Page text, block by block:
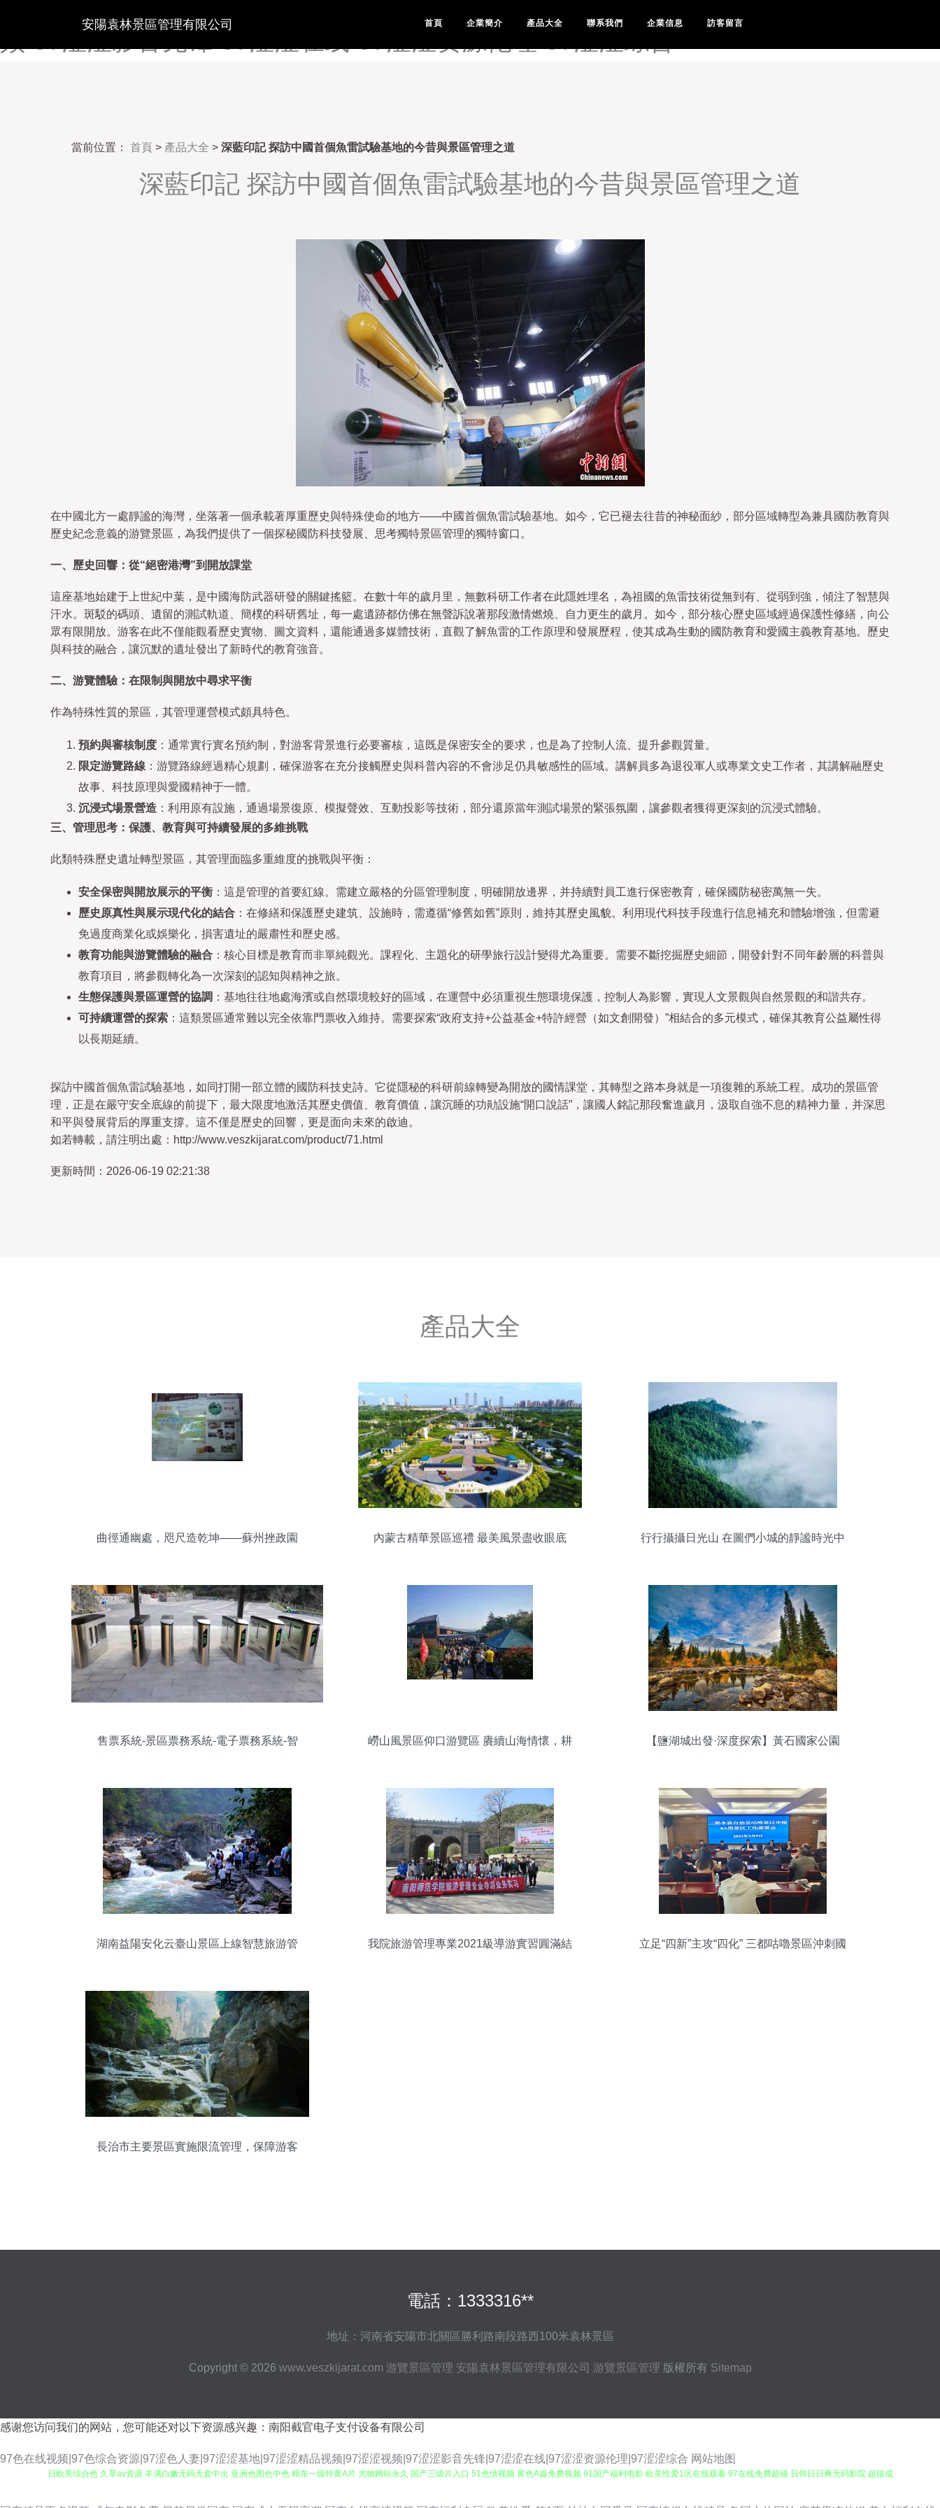
97色在线视频-97色综合资源-97涩色人妻-97涩涩基地-97涩涩精品视频-97涩涩视
安陽袁林景區管理有限公司 首頁 企業簡介 產品大全 聯系我們 企業信息 訪客留言
當前位置： 首頁 > 產品大全 > 深藍印記 探訪中國首個魚雷試驗基地的今昔與景區管理之道
深藍印記 探訪中國首個魚雷試驗基地的今昔與景區管理之道
在中國北方一處靜謐的海灣，坐落著一個承載著厚重歷史與特殊使命的地方——中國首個魚雷試驗基地。如今，它已褪去往昔的神秘面紗，部分區域轉型為兼具國防教育與
歷史紀念意義的游覽景區，為我們提供了一個探秘國防科技發展、思考獨特景區管理的獨特窗口。
一、歷史回響：從“絕密港灣”到開放課堂
這座基地始建于上世紀中葉，是中國海防武器研發的關鍵搖籃。在數十年的歲月里，無數科研工作者在此隱姓埋名，為祖國的魚雷技術從無到有、從弱到強，傾注了智慧與
汗水。斑駁的碼頭、遺留的測試軌道、簡樸的科研舊址，每一處遺跡都仿佛在無聲訴說著那段激情燃燒、自力更生的歲月。如今，部分核心歷史區域經過保護性修繕，向公
眾有限開放。游客在此不僅能觀看歷史實物、圖文資料，還能通過多媒體技術，直觀了解魚雷的工作原理和發展歷程，使其成為生動的國防教育和愛國主義教育基地。歷史
與科技的融合，讓沉默的遺址發出了新時代的教育強音。
二、游覽體驗：在限制與開放中尋求平衡
作為特殊性質的景區，其管理運營模式頗具特色。
預約與審核制度 ：通常實行實名預約制，對游客背景進行必要審核，這既是保密安全的要求，也是為了控制人流、提升參觀質量。
限定游覽路線 ：游覽路線經過精心規劃，確保游客在充分接觸歷史與科普內容的不會涉足仍具敏感性的區域。講解員多為退役軍人或專業文史工作者，其講解融歷史
故事、科技原理與愛國精神于一體。
沉浸式場景營造 ：利用原有設施，通過場景復原、模擬聲效、互動投影等技術，部分還原當年測試場景的緊張氛圍，讓參觀者獲得更深刻的沉浸式體驗。
三、管理思考：保護、教育與可持續發展的多維挑戰
此類特殊歷史遺址轉型景區，其管理面臨多重維度的挑戰與平衡：
安全保密與開放展示的平衡 ：這是管理的首要紅線。需建立嚴格的分區管理制度，明確開放邊界，并持續對員工進行保密教育，確保國防秘密萬無一失。
歷史原真性與展示現代化的結合 ：在修繕和保護歷史建筑、設施時，需遵循“修舊如舊”原則，維持其歷史風貌。利用現代科技手段進行信息補充和體驗增強，但需避
免過度商業化或娛樂化，損害遺址的嚴肅性和歷史感。
教育功能與游覽體驗的融合 ：核心目標是教育而非單純觀光。課程化、主題化的研學旅行設計變得尤為重要。需要不斷挖掘歷史細節，開發針對不同年齡層的科普與
教育項目，將參觀轉化為一次深刻的認知與精神之旅。
生態保護與景區運營的協調 ：基地往往地處海濱或自然環境較好的區域，在運營中必須重視生態環境保護，控制人為影響，實現人文景觀與自然景觀的和諧共存。
可持續運營的探索 ：這類景區通常難以完全依靠門票收入維持。需要探索“政府支持+公益基金+特許經營（如文創開發）”相結合的多元模式，確保其教育公益屬性得
以長期延續。
探訪中國首個魚雷試驗基地，如同打開一部立體的國防科技史詩。它從隱秘的科研前線轉變為開放的國情課堂，其轉型之路本身就是一項復雜的系統工程。成功的景區管
理，正是在嚴守安全底線的前提下，最大限度地激活其歷史價值、教育價值，讓沉睡的功勛設施“開口說話”，讓國人銘記那段奮進歲月，汲取自強不息的精神力量，并深思
和平與發展背后的厚重支撐。這不僅是歷史的回響，更是面向未來的啟迪。
如若轉載，請注明出處：http://www.veszkijarat.com/product/71.html
更新時間：2026-06-19 02:21:38
產品大全
曲徑通幽處，咫尺造乾坤——蘇州挫政園
內蒙古精華景區巡禮 最美風景盡收眼底
行行攝攝日光山 在圖們小城的靜謐時光中
售票系統-景區票務系統-電子票務系統-智
旅游景區智能化設備
嶗山風景區仰口游覽區 賡續山海情懷，耕
【鹽湖城出發·深度探索】黃石國家公園
湖南益陽安化云臺山景區上線智慧旅游管
我院旅游管理專業2021級導游實習圓滿結
立足“四新”主攻“四化” 三都咕嚕景區沖刺國
長治市主要景區實施限流管理，保障游客
電話：1333316**
地址：河南省安陽市北關區勝利路南段路西100米袁林景區
Copyright © 2026 www.veszkijarat.com 游覽景區管理 安陽袁林景區管理有限公司 游覽景區管理 版權所有 Sitemap
感谢您访问我们的网站，您可能还对以下资源感兴趣：南阳截官电子支付设备有限公司
97色在线视频|97色综合资源|97涩色人妻|97涩涩基地|97涩涩精品视频|97涩涩视频|97涩涩影音先锋|97涩涩在线|97涩涩资源伦理|97涩涩综合 网站地图
日欧美综合色 久草av资源 丰满白嫩无码无套中出 亚洲色图色中色 精东一级特黄A片 尤物网站永久 国产三级片入口 51色情视频 黄色A篇免费视频 91国产福利电影 欧美性爱1区在线观看 97在线免费超碰 日韩日日爽无码影院 超踫成